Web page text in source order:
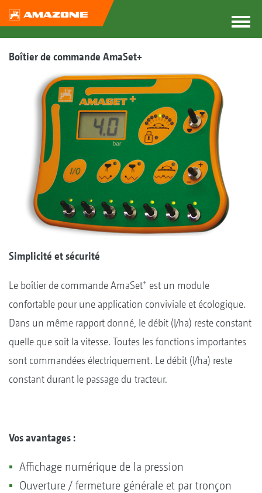
Boîtier de commande AmaSet+
Simplicité et sécurité
Le boîtier de commande AmaSet+ est un module
confortable pour une application conviviale et écologique.
Dans un même rapport donné, le débit (l/ha) reste constant
quelle que soit la vitesse. Toutes les fonctions importantes
sont commandées électriquement. Le débit (l/ha) reste
constant durant le passage du tracteur.
Vos avantages :
Affichage numérique de la pression
Ouverture / fermeture générale et par tronçon